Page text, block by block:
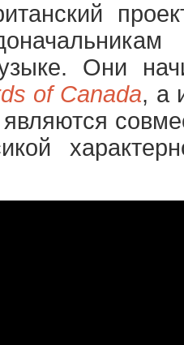
Они
of Canada, а